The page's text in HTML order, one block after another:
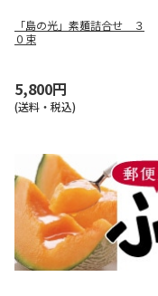
「島の光」素麺詰合せ ３
０束
5,800円
(送料・税込)